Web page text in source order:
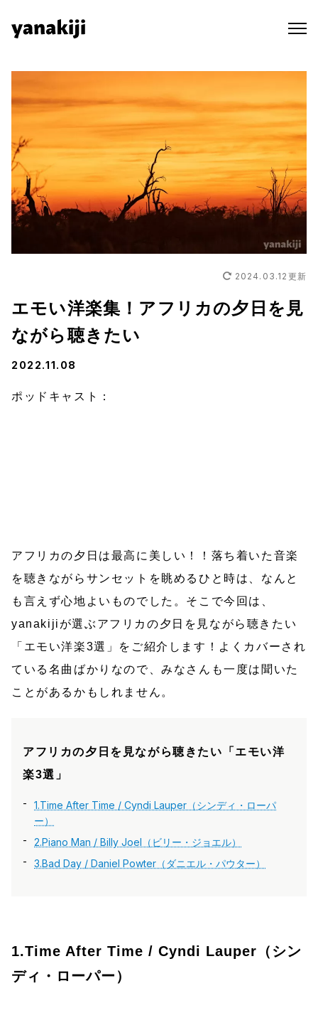
content
2024.03.12 更新
エモい洋楽集！アフリカの夕日を見
ながら聴きたい
2022.11.08
ポッドキャスト：
アフリカの夕日は最高に美しい！！落ち着いた音楽
を聴きながらサンセットを眺めるひと時は、なんと
も言えず心地よいものでした。そこで今回は、
yanakijiが選ぶアフリカの夕日を見ながら聴きたい
「エモい洋楽3選」をご紹介します！よくカバーされ
ている名曲ばかりなので、みなさんも一度は聞いた
ことがあるかもしれません。
アフリカの夕日を見ながら聴きたい「エモい洋
楽3選」
1.Time After Time / Cyndi Lauper（シンディ・ローパ
ー）
2.Piano Man / Billy Joel（ビリー・ジョエル）
3.Bad Day / Daniel Powter（ダニエル・パウター）
1.Time After Time / Cyndi Lauper（シン
ディ・ローパー）